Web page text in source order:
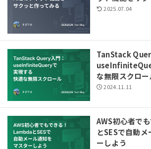
2025.07.04
TanStack
な無限スクロー
2024.11.11
AWS初心者で
とSESで自動
ーしよう